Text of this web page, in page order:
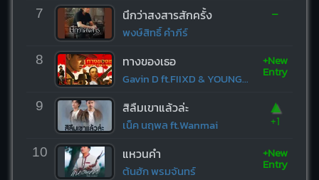
7 นึกว่าสงสารสักครั้ง
พงษ์สิทธิ์ คำภีร์
-
8 ทางของเธอ
Gavin D ft.FIIXD & YOUNGOHM
+New
Entry
9 สิลืมเขาแล้วล่ะ
เน็ค นฤพล ft.Wanmai
▲
+1
10 แหวนคำ
ต้นฮัก พรมจันทร์
+New
Entry